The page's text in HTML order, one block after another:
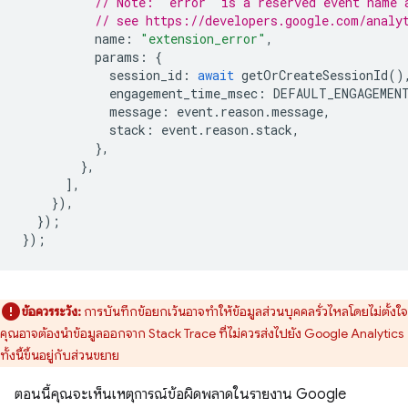
// see https://developers.google.com/
name : "extension_error" ,
params :
{
session_id : await getOrCreateSessionId
engagement_time_msec :
message : event. reason .message,
stack : event. reason . stack,
},
},
],
}),
});
});
ข้อควรระวัง: การบันทึกข้อยกเว้นอาจทำให้ข้อมูลส่วนบุคคลรั่วไหลโดยไม่ตั้งใจ
คุณอาจต้องนำข้อมูลออกจาก Stack Trace ที่ไม่ควรส่งไปยัง Google Analytics
ทั้งนี้ขึ้นอยู่กับส่วนขยาย
ตอนนี้คุณจะเห็นเหตุการณ์ข้อผิดพลาดในรายงาน Google